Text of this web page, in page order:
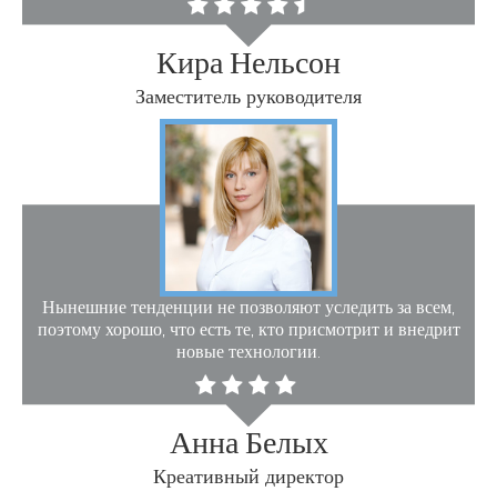
Кира Нельсон
Заместитель руководителя
Нынешние тенденции не позволяют уследить за всем,
поэтому хорошо, что есть те, кто присмотрит и внедрит
новые технологии.
Анна Белых
Креативный директор